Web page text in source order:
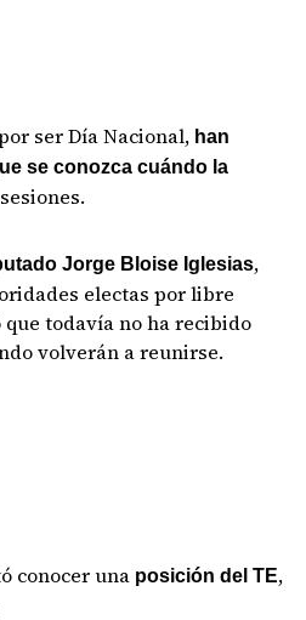
ser Día Nacional, han
se conozca cuándo la
Jorge Bloise Iglesias,
electas por libre
todavía no ha recibido
volverán a reunirse.
conocer una posición del TE,